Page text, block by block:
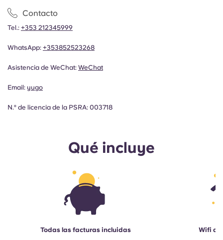
Contacto
Tel.: +353 212345999​
WhatsApp: +353852523268
Asistencia de WeChat: WeChat
Email: yugo
N.º de licencia de la PSRA: 003718
Qué incluye
Todas las facturas incluidas Wifi